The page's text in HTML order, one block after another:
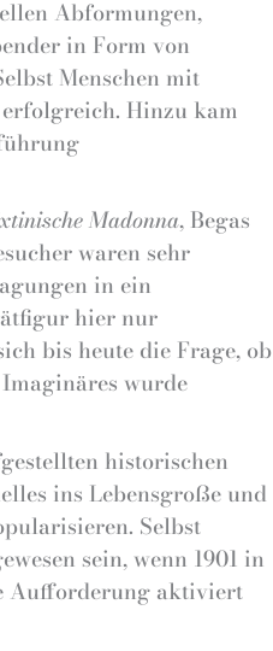
Abformungen,
in Form von
Menschen mit
Hinzu kam
Madonna, Begas
waren sehr
in ein
hier nur
bis heute die Frage, ob
wurde
historischen
ins Lebensgroße und
Selbst
sein, wenn 1901 in
Aufforderung aktiviert